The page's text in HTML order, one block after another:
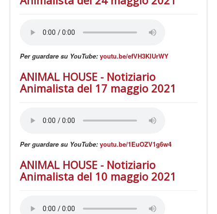
Per guardare su YouTube: youtu.be/efVH3KIUrWY
ANIMAL HOUSE - Notiziario
Animalista del 17 maggio 2021
Per guardare su YouTube: youtu.be/1EuOZV1g6w4
ANIMAL HOUSE - Notiziario
Animalista del 10 maggio 2021